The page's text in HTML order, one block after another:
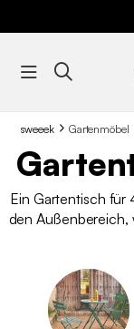
sweeek Gartenmöbel
Ein Gartentisch für
den Außenbereich,
allem mit der
Gartentisch
Ihrer Familie,
Spiel